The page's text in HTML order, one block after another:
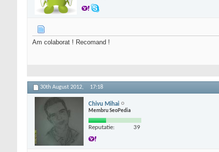
Am colaborat ! Recomand !
30th August 2012, 17:18
Chivu Mihai
Membru SeoPedia
Reputatie: 39